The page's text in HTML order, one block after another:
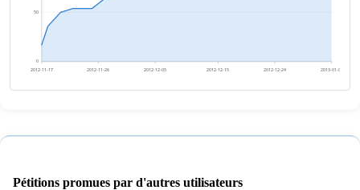
0
50
2012-11-17 2012-11-26 2012-12-05 2012-12-15 2012-12-24 2013-01-02
Pétitions promues par d'autres utilisateurs